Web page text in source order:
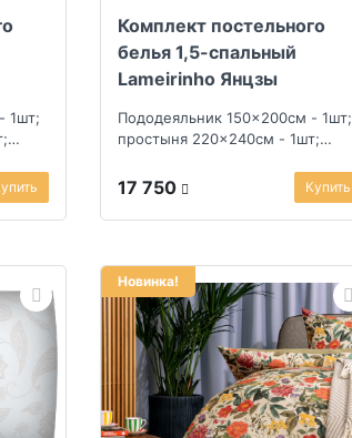
1шт;
Комплект постельного
белья 1,5-спальный
Lameirinho Янцзы
Пододеяльник 150x200см - 1шт;
простыня 220x240см - 1шт;
17 750 Купить
Новинка!